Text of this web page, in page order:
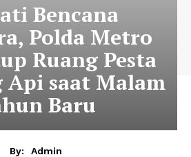
Bencana
Polda Metro
Ruang Pesta
Api saat Malam
Baru
By:
Admin